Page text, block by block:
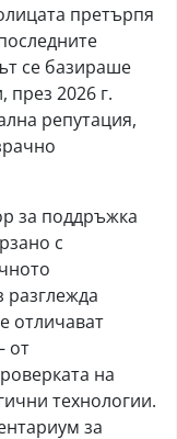
претърпя
се базираше
през 2026 г.
репутация,
за поддръжка
с
разглежда
отличават
от
на
технологии.
за